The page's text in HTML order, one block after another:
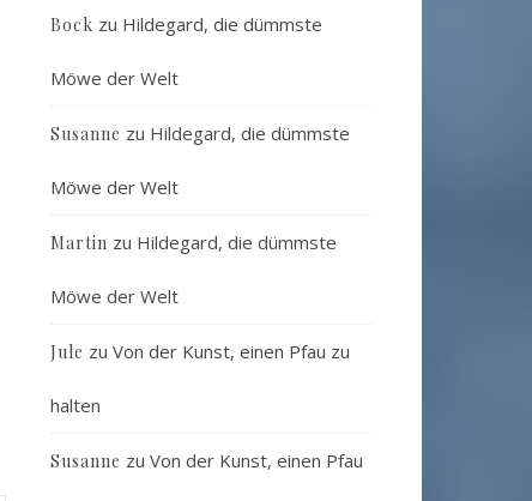
Bock zu Hildegard, die dümmste
Möwe der Welt
Susanne zu Hildegard, die dümmste
Möwe der Welt
Martin zu Hildegard, die dümmste
Möwe der Welt
Jule zu Von der Kunst, einen Pfau zu
halten
Susanne zu Von der Kunst, einen Pfau